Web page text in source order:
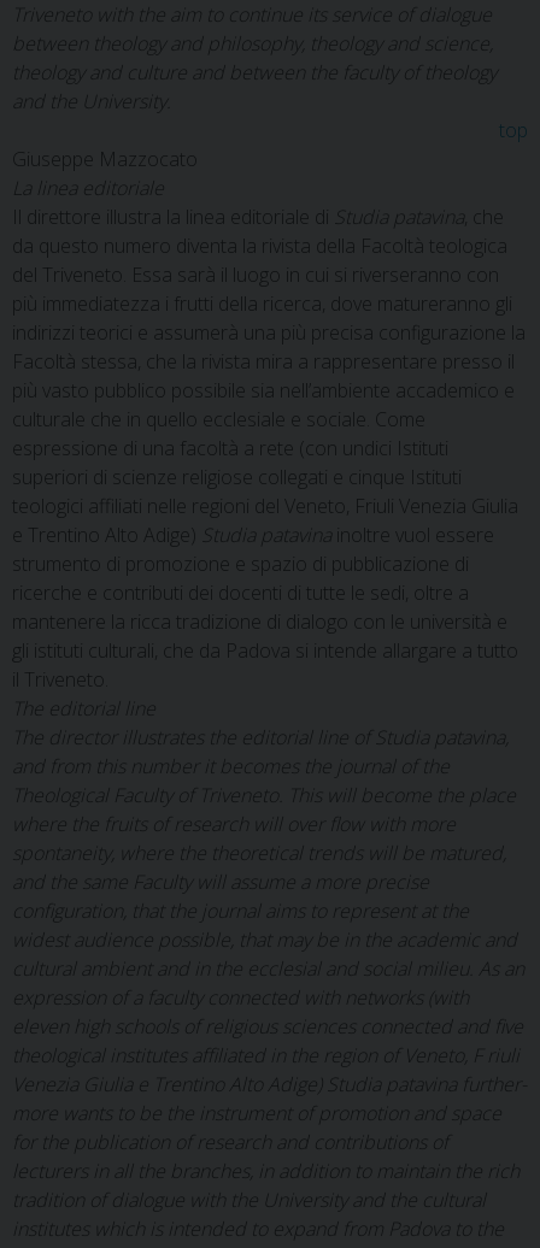
Triveneto with the aim to continue its service of dialogue
between theology and philosophy, theology and science,
theology and culture and between the faculty of theology
and the University.
top
Giuseppe Mazzocato
La linea editoriale
Il direttore illustra la linea editoriale di Studia patavina
, che
da questo numero diventa la rivista della Facoltà teologica
del Triveneto. Essa sarà il luogo in cui si riverseranno con
più immediatezza i frutti della ricerca, dove matureranno gli
indirizzi teorici e assumerà una più precisa configurazione la
Facoltà stessa, che la rivista mira a rappresentare presso il
più vasto pubblico possibile sia nell’ambiente accademico e
culturale che in quello ecclesiale e sociale. Come
espressione di una facoltà a rete (con undici Istituti
superiori di scienze religiose collegati e cinque Istituti
teologici affiliati nelle regioni del Veneto, Friuli Venezia Giulia
e Trentino Alto Adige)
Studia patavina
inoltre vuol essere
strumento di promozione e spazio di pubblicazione di
ricerche e contributi dei docenti di tutte le sedi, oltre a
mantenere la ricca tradizione di dialogo con le università e
gli istituti culturali, che da Padova si intende allargare a tutto
il Triveneto.
The editorial line
The director illustrates the editorial line of Studia patavina,
and from this number it becomes the journal of the
Theological Faculty of Triveneto. This will become the place
where the fruits of research will over flow with more
spontaneity, where the theoretical trends will be matured,
and the same Faculty will assume a more precise
configuration, that the journal aims to represent at the
widest audience possible, that may be in the academic and
cultural ambient and in the ecclesial and social milieu. As an
expression of a faculty connected with networks (with
eleven high schools of religious sciences connected and five
theological institutes affiliated in the region of Veneto,
F riuli
Venezia Giulia e Trentino Alto Adige) Studia patavina further-
more wants to be the instrument of promotion and space
for the publication of research and contributions of
lecturers in all the branches, in addition to maintain the rich
tradition of dialogue with the University and the cultural
institutes which is intended to expand from Padova to the